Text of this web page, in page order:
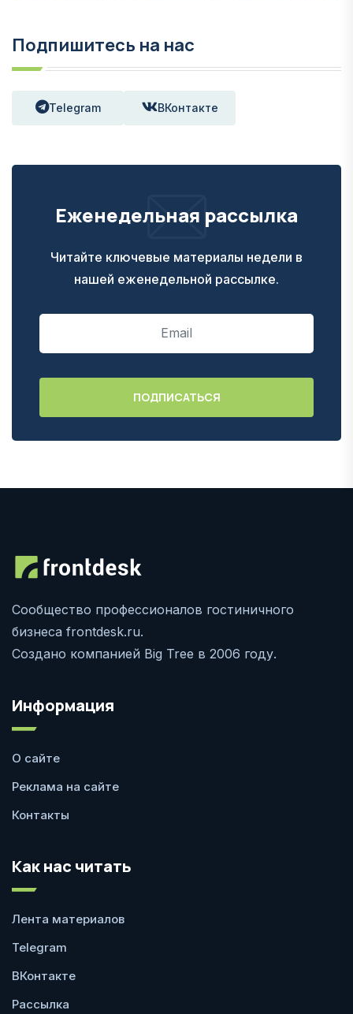
Подпишитесь на нас
Telegram ВКонтакте
Еженедельная рассылка
Читайте ключевые материалы недели в
нашей еженедельной рассылке.
Сообщество профессионалов гостиничного
бизнеса frontdesk.ru.
Создано компанией Big Tree в 2006 году.
Информация
О сайте
Реклама на сайте
Контакты
Как нас читать
Лента материалов
Telegram
ВКонтакте
Рассылка